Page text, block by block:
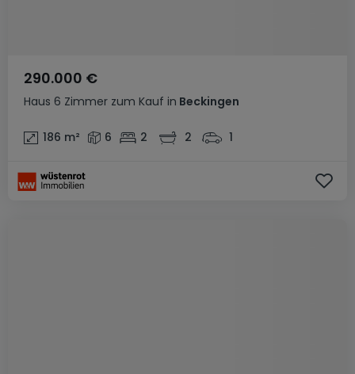
Haus 6 Zimmer zum Kauf in Beckingen
290.000 €
186 m² 6 2 2 1